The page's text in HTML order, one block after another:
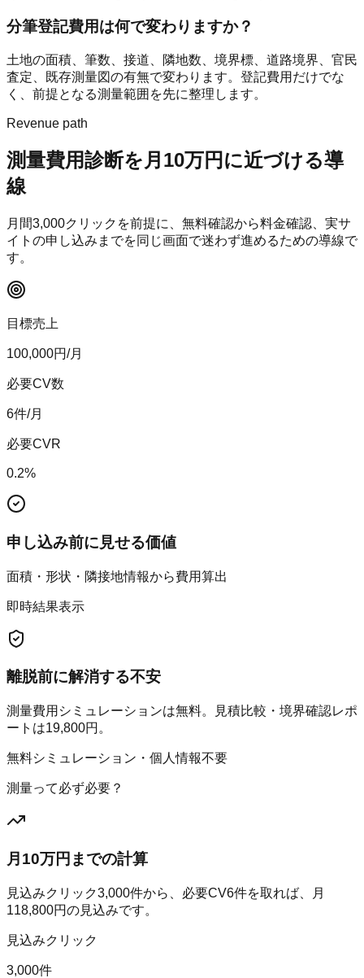
分筆登記費用は何で変わりますか？
土地の面積、筆数、接道、隣地数、境界標、道路境界、官民
査定、既存測量図の有無で変わります。登記費用だけでな
く、前提となる測量範囲を先に整理します。
Revenue path
測量費用診断を月10万円に近づける導
線
月間3,000クリックを前提に、無料確認から料金確認、実サ
イトの申し込みまでを同じ画面で迷わず進めるための導線で
す。
目標売上
100,000円/月
必要CV数
6件/月
必要CVR
0.2%
申し込み前に見せる価値
面積・形状・隣接地情報から費用算出
即時結果表示
離脱前に解消する不安
測量費用シミュレーションは無料。見積比較・境界確認レポ
ートは19,800円。
無料シミュレーション・個人情報不要
測量って必ず必要？
月10万円までの計算
見込みクリック3,000件から、必要CV6件を取れば、月
118,800円の見込みです。
見込みクリック
3,000件